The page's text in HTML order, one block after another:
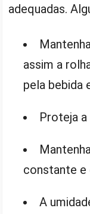
adequadas.
assim a
pela bebida
Proteja a
constante e
A